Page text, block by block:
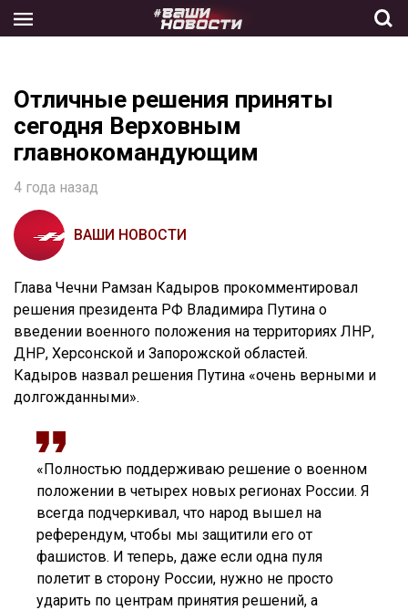
the
Отличные решения приняты
сегодня Верховным
главнокомандующим
4 года назад
ВАШИ НОВОСТИ
Глава Чечни Рамзан Кадыров прокомментировал
решения президента РФ Владимира Путина о
введении военного положения на территориях ЛНР,
ДНР, Херсонской и Запорожской областей.
Кадыров назвал решения Путина «очень верными и
долгожданными».
«Полностью поддерживаю решение о военном
положении в четырех новых регионах России. Я
всегда подчеркивал, что народ вышел на
референдум, чтобы мы защитили его от
фашистов. И теперь, даже если одна пуля
полетит в сторону России, нужно не просто
ударить по центрам принятия решений, а